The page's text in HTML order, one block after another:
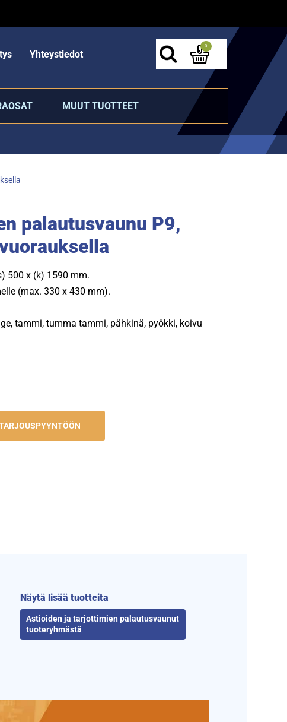
Yhteystiedot
0
MUUT TUOTTEET
palautusvaunu P9,
500 x (k) 1590 mm.
(max. 330 x 430 mm).
tammi, tumma tammi, pähkinä, pyökki, koivu
Näytä lisää tuotteita
Astioiden ja tarjottimien palautusvaunut
tuoteryhmästä